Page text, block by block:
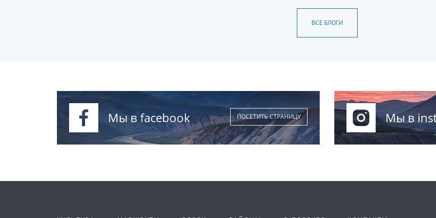
ВСЕ БЛОГИ
Мы в facebook ПОСЕТИТЬ СТРАНИЦУ Мы в